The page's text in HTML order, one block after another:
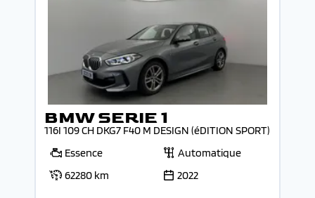
BMW SERIE 1
116I 109 CH DKG7 F40 M DESIGN (éDITION SPORT)
Essence
Automatique
62280 km
2022